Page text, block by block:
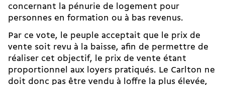
concernant la pénurie de logement pour
personnes en formation ou à bas revenus.
Par ce vote, le peuple acceptait que le prix de
vente soit revu à la baisse, afin de permettre de
réaliser cet objectif, le prix de vente étant
proportionnel aux loyers pratiqués. Le Carlton ne
doit donc pas être vendu à loffre la plus élevée,